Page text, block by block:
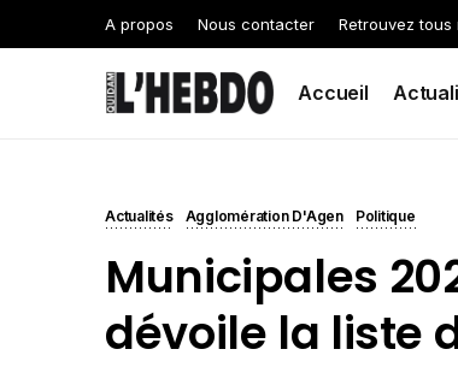
A propos Nous contacter Retrouvez tous
Accueil
Actualités Agglomération D'Agen Politique
Municipales
dévoile la liste